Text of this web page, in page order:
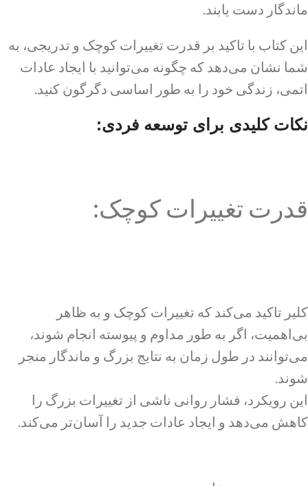
ماندگار دست یابند.
این کتاب با تاکید بر قدرت تغییرات کوچک و تدریجی، به
شما نشان می‌دهد که چگونه می‌توانید با ایجاد عادات
اتمی، زندگی خود را به طور اساسی دگرگون کنید.
نکات کلیدی برای توسعه فردی:
قدرت تغییرات کوچک:
کلیر تاکید می‌کند که تغییرات کوچک و به ظاهر
بی‌اهمیت، اگر به طور مداوم و پیوسته انجام شوند،
می‌توانند در طول زمان به نتایج بزرگ و ماندگار منجر
شوند.
این رویکرد، فشار روانی ناشی از تغییرات بزرگ را
کاهش می‌دهد و ایجاد عادات جدید را آسان‌تر می‌کند.